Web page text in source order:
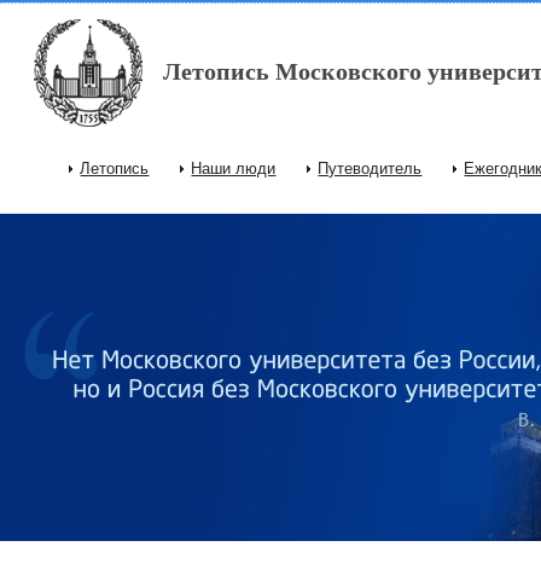
Перейти к основному содержанию
Летопись Московского
Главное меню
Летопись Наши люди Путеводитель